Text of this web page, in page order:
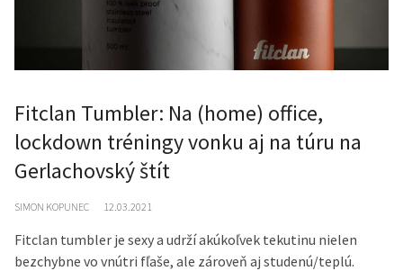
Fitclan Tumbler: Na (home) office,
lockdown tréningy vonku aj na túru na
Gerlachovský štít
SIMON KOPUNEC 12.03.2021
Fitclan tumbler je sexy a udrží akúkoľvek tekutinu nielen
bezchybne vo vnútri fľaše, ale zároveň aj studenú/teplú.